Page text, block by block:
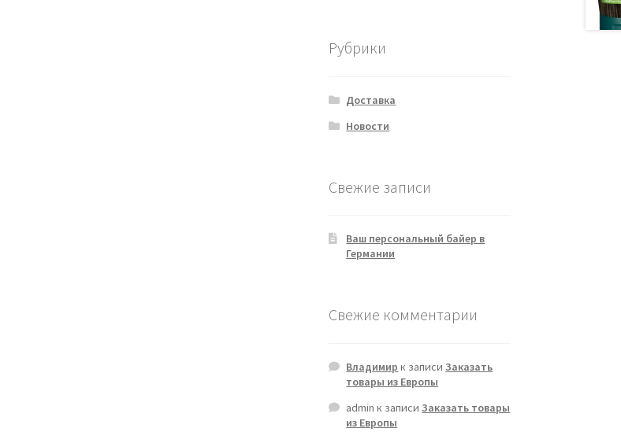
Рубрики
Доставка
Новости
Свежие записи
Ваш персональный байер в
Германии
Свежие комментарии
Владимир к записиЗаказать
товары из Европы
admin к записиЗаказать товары
из Европы